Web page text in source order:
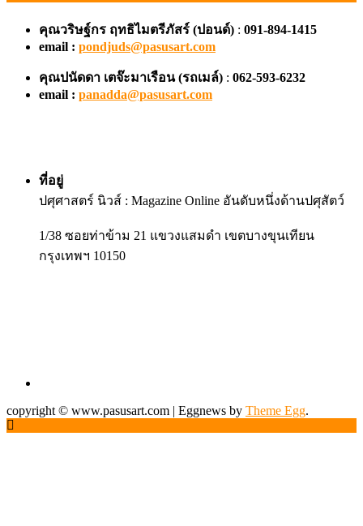
คุณวริษฐ์กร ฤทธิไมตรีภัสร์ (ปอนด์) : 091-894-1415
email : pondjuds@pasusart.com
คุณปนัดดา เตจ๊ะมาเรือน (รถเมล์) : 062-593-6232
email : panadda@pasusart.com
ที่อยู่
ปศุศาสตร์ นิวส์ : Magazine Online อันดับหนึ่งด้านปศุสัตว์
1/38 ซอยท่าข้าม 21 แขวงแสมดำ เขตบางขุนเทียน
กรุงเทพฯ 10150
copyright © www.pasusart.com | Eggnews by Theme Egg.